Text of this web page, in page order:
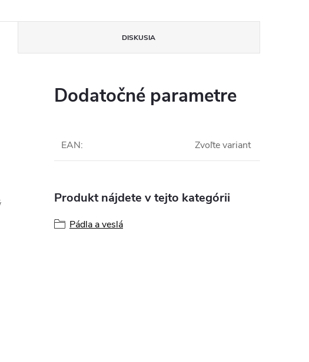
DISKUSIA
Dodatočné parametre
EAN: Zvoľte variant
Produkt nájdete v tejto kategórii
Pádla a veslá